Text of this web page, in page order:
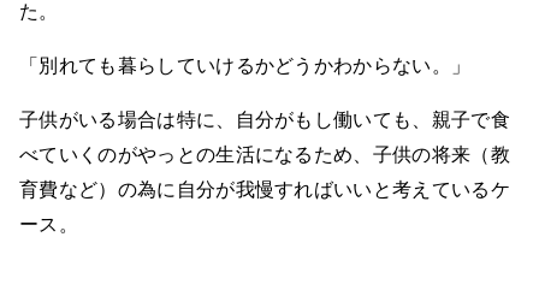
た。
「別れても暮らしていけるかどうかわからない。」
子供がいる場合は特に、自分がもし働いても、親子で食
べていくのがやっとの生活になるため、子供の将来（教
育費など）の為に自分が我慢すればいいと考えているケ
ース。